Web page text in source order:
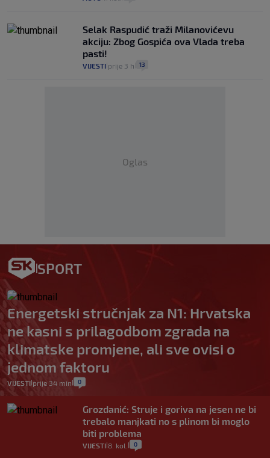
Selak Raspudić traži Milanovićevu
akciju: Zbog Gospića ova Vlada treba
pasti!
VIJESTI prije 3 h 13
Oglas
SPORT
Energetski stručnjak za N1: Hrvatska
ne kasni s prilagodbom zgrada na
klimatske promjene, ali sve ovisi o
jednom faktoru
VIJESTI prije 34 min 0
Grozdanić: Struje i goriva na jesen ne bi
trebalo manjkati no s plinom bi moglo
biti problema
VIJESTI 8. kol. 0